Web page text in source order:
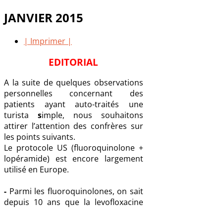
JANVIER 2015
| Imprimer |
EDITORIAL
A la suite de quelques observations
personnelles concernant des
patients ayant auto-traités une
turista simple, nous souhaitons
attirer l’attention des confrères sur
les points suivants.
Le protocole US (fluoroquinolone +
lopéramide) est encore largement
utilisé en Europe.
- Parmi les fluoroquinolones, on sait
depuis 10 ans que la levofloxacine